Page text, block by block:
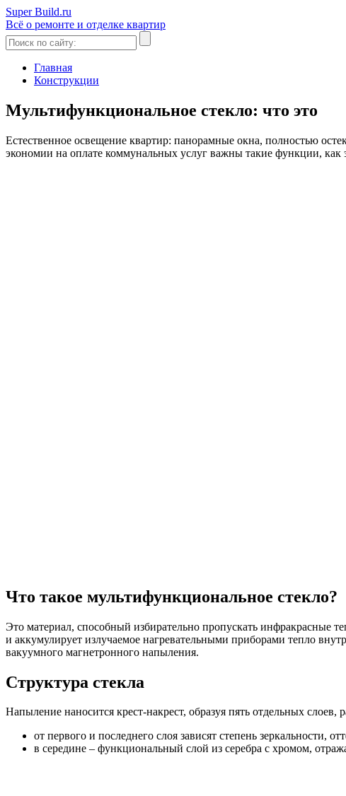
Super Build.ru
Всё о ремонте и отделке квартир
Главная
Конструкции
Мультифункциональное стекло: что это
Естественное освещение квартир: панорамные окна, полностью
экономии на оплате коммунальных услуг важны такие функции, как
Что такое мультифункциональное стекло?
Это материал, способный избирательно пропускать инфракрасные
и аккумулирует излучаемое нагревательными приборами тепло
вакуумного магнетронного напыления.
Структура стекла
Напыление наносится крест-накрест, образуя пять отдельных слоев,
от первого и последнего слоя зависят степень
в середине – функциональный слой из серебра с хромом,